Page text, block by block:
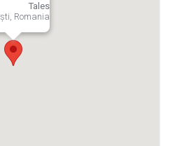
Tales
Romania